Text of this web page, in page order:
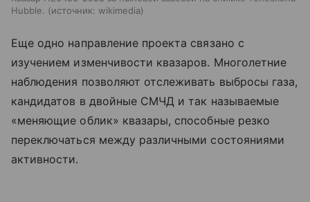
Hubble.
источник: wikimedia
Еще одно направление проекта связано с
изучением изменчивости квазаров. Многолетние
наблюдения позволяют отслеживать выбросы газа,
кандидатов в двойные СМЧД и так называемые
«меняющие облик» квазары, способные резко
переключаться между различными состояниями
активности.